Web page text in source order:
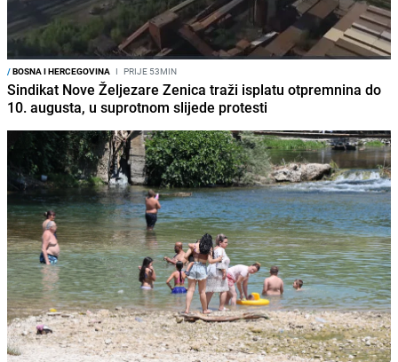
/BOSNA I HERCEGOVINA I PRIJE 53MIN
Sindikat Nove Željezare Zenica traži isplatu otpremnina do
10. augusta, u suprotnom slijede protesti